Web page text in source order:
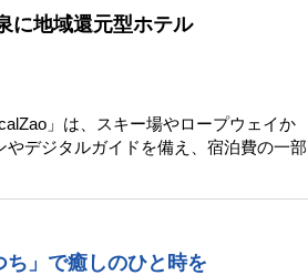
に地域還元型ホテル
」は、スキー場やロープウェイか
デジタルガイドを備え、宿泊費の一部
」で癒しのひと時を